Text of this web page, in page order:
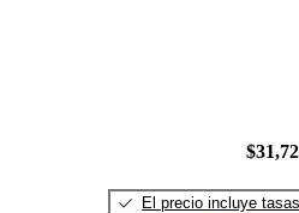
El precio incluye tasas